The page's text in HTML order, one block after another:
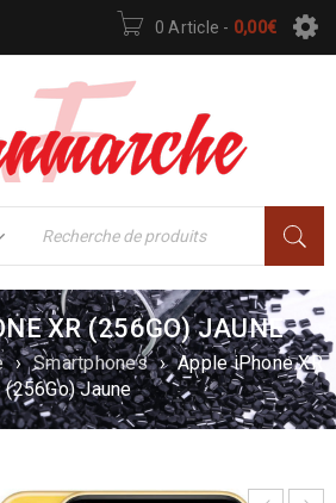
0 Article - 0,00€
XR (256GO) JAUNE
› Smartphones › Apple iPhone XR
(256Go) Jaune